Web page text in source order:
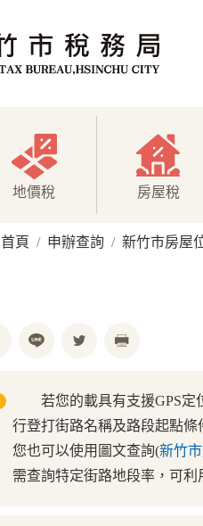
地價稅 房屋稅
首頁 申辦查詢 新竹市房屋
若您的載具有支援GPS定位
行登打街路名稱及路段起點條
您也可以使用圖文查詢(新竹
需查詢特定街路地段率，可利